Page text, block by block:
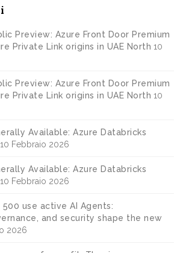
Preview: Azure Front Door Premium
Private Link origins in UAE North 10
Preview: Azure Front Door Premium
Private Link origins in UAE North 10
Available: Azure Databricks
10 Febbraio 2026
Available: Azure Databricks
10 Febbraio 2026
use active AI Agents:
and security shape the new
2026